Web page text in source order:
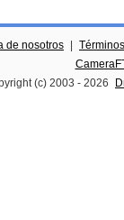
de nosotros
(c) 2003 - 2026